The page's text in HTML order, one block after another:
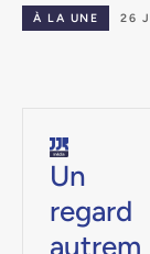
26
À LA UNE
Un
regard
autrem